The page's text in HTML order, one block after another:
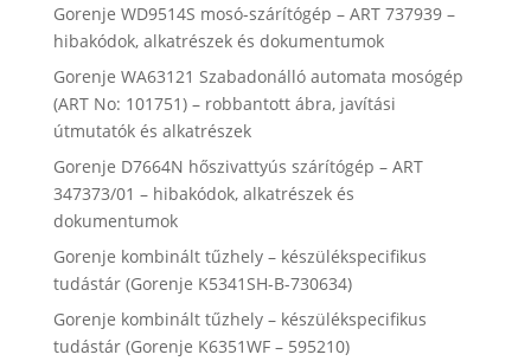
Gorenje WD9514S mosó-szárítógép – ART 737939 –
hibakódok, alkatrészek és dokumentumok
Gorenje WA63121 Szabadonálló automata mosógép
(ART No: 101751) – robbantott ábra, javítási
útmutatók és alkatrészek
Gorenje D7664N hőszivattyús szárítógép – ART
347373/01 – hibakódok, alkatrészek és
dokumentumok
Gorenje kombinált tűzhely – készülékspecifikus
tudástár (Gorenje K5341SH-B-730634)
Gorenje kombinált tűzhely – készülékspecifikus
tudástár (Gorenje K6351WF – 595210)